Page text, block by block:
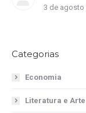
3 de agosto
Categorias
Economia
Literatura e Arte